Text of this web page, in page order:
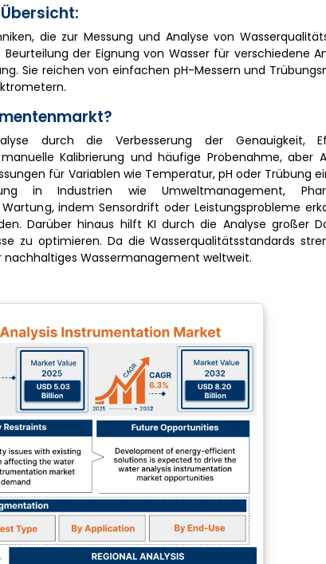
die zur Messung und Analyse von
der Eignung von Wasser für verschiedene
Sie reichen von einfachen pH-Messern und
durch die Verbesserung der Genauigkeit,
Kalibrierung und häufige Probenahme, aber
für Variablen wie Temperatur, pH oder Trübung
in Industrien wie Umweltmanagement,
indem Sensordrift oder Leistungsprobleme
Darüber hinaus hilft KI durch die Analyse großer
zu optimieren. Da die Wasserqualitätsstandards
Wassermanagement weltweit.